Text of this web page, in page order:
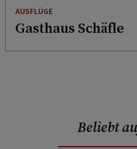
AUSFLÜGE
Gasthaus Schäfle
Beliebt